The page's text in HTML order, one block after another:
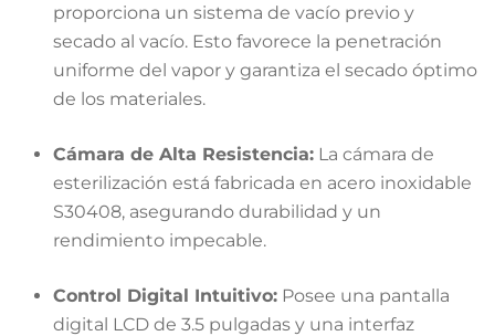
proporciona un sistema de vacío previo y
secado al vacío. Esto favorece la penetración
uniforme del vapor y garantiza el secado óptimo
de los materiales.
Cámara de Alta Resistencia: La cámara de
esterilización está fabricada en acero inoxidable
S30408, asegurando durabilidad y un
rendimiento impecable.
Control Digital Intuitivo: Posee una pantalla
digital LCD de 3.5 pulgadas y una interfaz